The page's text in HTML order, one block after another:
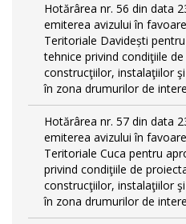
Hotărârea nr. 56 din data
emiterea avizului în
Teritoriale Davidești
tehnice privind condiţiile
construcţiilor, instalaţiilor
în zona drumurilor de
Hotărârea nr. 57 din data
emiterea avizului în
Teritoriale Cuca pentru
privind condiţiile de
construcţiilor, instalaţiilor
în zona drumurilor de